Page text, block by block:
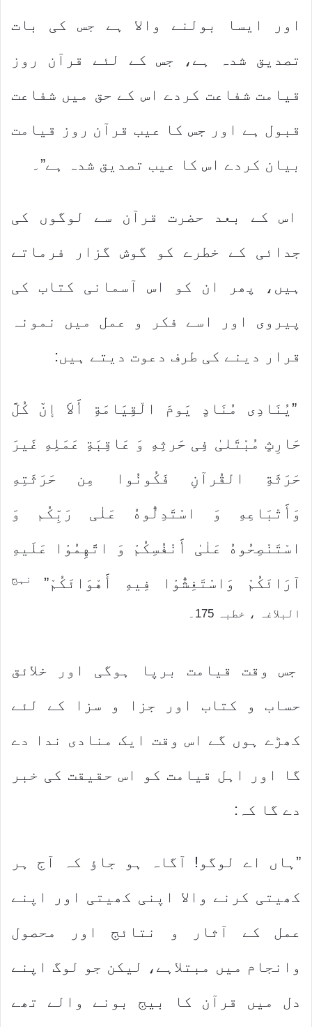
اور ایسا بولنے والا ہے جس کی بات
تصدیق شدہ ہے، جس کے لئے قرآن روز
قیامت شفاعت کردے اس کے حق میں شفاعت
قبول ہے اور جس کا عیب قرآن روز قیامت
بیان کردے اس کا عیب تصدیق شدہ ہے”۔
اس کے بعد حضرت قرآن سے لوگوں کی
جدائی کے خطرے کو گوش گزار فرماتے
ہیں، پھر ان کو اس آسمانی کتاب کی
پیروی اور اسے فکر و عمل میں نمونہ
قرار دینے کی طرف دعوت دیتے ہیں:
”یُنَادِی مُنَادٍ یَومَ الْقِیَامَةِ أََلاَ إنّ کُلَّ
حَارِثٍ مُبْتَلیٰ فِی حَرثِهِ وَ عَاقِبَةِ عَمَلِهِ غَیرَ
حَرَثَةِ القُرآنِ فَکُونُوا مِن حَرَثَتِهِ
وَأََتْبَاعِهِ وَ اسْتَدِلُّوهُ عَلٰی رَبِّکُم وَ
اسْتَنْصِحُوهُ عَلٰیٰ أََنْفُسِکُمْ وَ اتَّهِمُوْا عَلَیهِ
آرَائَکُمْ وَاسْتَغِشُّوْا فِیهِ أََهْوَائَکُمْ”
نہج
البلاغہ ، خطبہ 175۔
جس وقت قیامت برپا ہوگی اور خلائق
حساب و کتاب اور جزا و سزا کے لئے
کھڑے ہوں گے اس وقت ایک منادی ندا دے
گا اور اہل قیامت کو اس حقیقت کی خبر
دے گا کہ:
”ہاں اے لوگو! آگاہ ہو جاؤ کہ آج ہر
کھیتی کرنے والا اپنی کھیتی اور اپنے
عمل کے آثار و نتائج اور محصول
وانجام میں مبتلاہے، لیکن جو لوگ اپنے
دل میں قرآن کا بیج بونے والے تھے